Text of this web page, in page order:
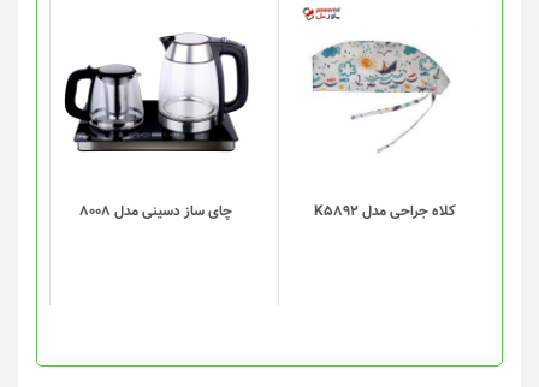
کلاه جراحی مدل K5892 چای ساز دسینی مدل 8008
محصول
دارای
انواع
مختلفی
می
گزینه
محصول